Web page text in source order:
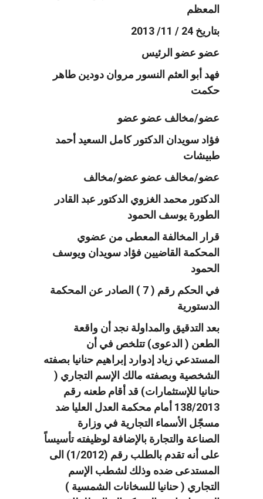
المعظم
بتاريخ 24 / 11/ 2013
عضو عضو الرئيس
فهد أبو العثم النسور مروان دودين طاهر
حكمت
عضو/مخالف عضو عضو
فؤاد سويدان الدكتور كامل السعيد أحمد
طبيشات
عضو/مخالف عضو عضو/مخالف
الدكتور محمد الغزوي الدكتور عبد القادر
الطورة يوسف الحمود
قرار المخالفة المعطى من عضوي
المحكمة القاضيين فؤاد سويدان ويوسف
الحمود
في الحكم رقم ( 7 ) الصادر عن المحكمة
الدستورية
بعد التدقيق والمداولة نجد أن واقعة
الطعن ( الدعوى) تتلخص في أن
المستدعي زياد إدوارد إبراهيم حنانيا بصفته
الشخصية وبصفته مالك الإسم التجاري (
حنانيا للإستثمارات) قد أقام طعنه رقم
138/2013 أمام محكمة العدل العليا ضد
مسجّل الأسماء التجارية في وزارة
الصناعة والتجارة بالإضافة لوظيفته تأسيساً
على أنه تقدم بالطلب رقم (1/2012) الى
المستدعى ضده وذلك لشطب الإسم
التجاري ( حنانيا للسخانات الشمسية )